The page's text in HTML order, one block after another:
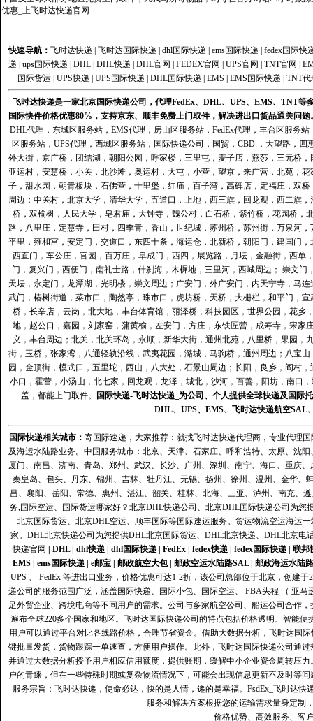
优惠_上飞时达快递官网
快速导航： 飞时达快递 飞时达国际快递 dhl国际快递 ems国际快递
fedex国际快
递
ups国际快递 DHL DHL快递 DHL官网 FEDEX官网 UPS官网 TNT官网
国际货运| UPS快递 UPS国际快递 DHL国际快递 EMS EMS国际快递 TNT代
飞时达快递是一家北京国际快递公司，代理FedEx、DHL、UPS、EMS、TNT
国际快件价格优惠80%，支持京东、顺丰免费上门取件，解决进出口货品通关问题
DHL代理 ， 东城区服务站 ， EMS代理 ， 房山区服务站 ， FedEx代理 ， 丰台区服务站
区服务站， UPS代理 ， 西城区服务站， 国际快递公司 ，国贸，CBD ，大望路，
外大街，京广桥，团结湖，朝阳公园，呼家楼，三里屯，麦子店，燕莎，三元桥
亚运村，安慧桥，小关，北沙滩，奥运村，大屯，小营，望京，来广营，北苑，
子，甜水园，朝青板块，石佛营，十里堡，红庙，百子湾，高碑店，定福庄，双
周边；中关村，北京大学，清华大学，五道口，上地，西三旗，回龙观，西二旗
桥，双榆树，人民大学，皂君庙，大钟寺，魏公村，白石桥，紫竹桥，花园桥
路，八里庄，定慧寺，田村，四季青，香山，世纪城，苏州桥，苏州街，万泉河
平里，雍和宫，安定门，交道口，东四十条，海运仓，北新桥，朝阳门，建国门
西直门，车公庄，官园，百万庄，阜成门，西四，展览路，月坛，金融街，西
门，复兴门，西便门，南礼士路，什刹海，木樨地，三里河，西城周边； 崇文
天坛，永定门，龙潭湖，光明楼，崇文周边；广安门，外广安门，内天宁寺，马
武门，椿树街道，菜市口，陶然亭，珠市口，虎坊桥，天桥，大栅栏，和平门，
桥，长辛店，云岗，北大地，丰台体育馆，丽泽桥，科技园区，世界公园，花
地，赵公口，嘉园，刘家窑，蒲黄榆，左安门，方庄，东铁匠营，成寿寺，宋
义，丰台周边；北关，北关环岛，永顺，新华大街，通州北苑，八里桥，果园
街，玉桥，张家湾，八通轻轨沿线，武夷花园，潞城，马驹桥，通州周边；八宝
园，金顶街，模式口，五里坨，西山，八大处，石景山周边；长阳，良乡，阎村
小口，霍营，小汤山，北七家，回龙观，龙泽，城北，沙河，百善，阳坊，南口
盖，都能上门取件。
国际快递-飞时达快递_为公司、个人提供全球快递及国际
DHL、 UPS、 EMS、 飞时达快递航空SAL
国际快递相关城市： 寄国际速递，大家推荐：就找飞时达快递代理商，专业代理
及海运水陆路业务。中国服务城市：北京、天津、石家庄、呼和浩特、太原、沈
厦门、南昌、济南、青岛、郑州、武汉、长沙、广州、深圳、南宁、海口、重庆
秦皇岛、包头、丹东、锦州、吉林、牡丹江、无锡、扬州、徐州、温州、金华
昌、襄阳、岳阳、常德、惠州、湛江、韶关、桂林、北海、三亚、泸州、南充、
务,国际空运、国际货运哪家好？北京DHL快递公司、北京DHL国际快递公司为
北京国际货运、北京DHL空运、顺丰国际等国际速运服务。货运物流空运海运
家。DHL北京快递公司为您提供DHL北京国际货运、DHL北京快递、DHL北京电
快递官网
DHL| dhl快递| dhl国际快递| FedEx| fedex快递| fedex国际快递| 联邦
EMS| ems国际快递| e邮宝| 邮政航空大包| 邮政空运水陆路SAL| 邮政海运水陆路
UPS 、 FedEx 等进出口业务，价格优惠可达1-2折，该公司总部位于北京，创建
递公司的服务范围广泛，涵盖国际快递、国际小包、国际空运、 FBA头程 （ 亚
足外贸企业、跨境电商等不同用户的需求。公司与多家航空公司、船运公司合作
遍布全球220多个国家和地区。飞时达国际快递公司的特点包括价格透明、智能
用户可以通过平台对比各线路价格，合理节省资金。借助大数据分析，飞时达国
键批量发货，货物跟踪一单速查，方便用户操作。此外，飞时达国际快递公司通
并通过大数据分析授予用户相应信用额度，提供账期，缓解中小企业资金周转压
户的青睐，但在一些特殊时期或复杂物流情况下，可能会出现信息更新不及时等
服务宗旨：飞时达快递，使命必达，快的是人情，递的是幸福。FsdEx_飞时达
服务和解决方案根据您的运输需求量身定制
价格优势、高效服务、客